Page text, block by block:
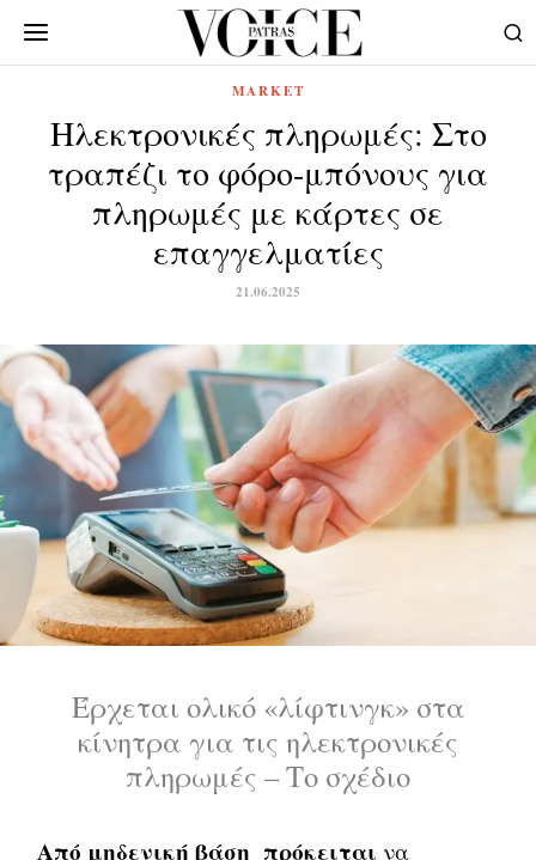
MARKET
Ηλεκτρονικές πληρωμές: Στο
τραπέζι το φόρο-μπόνους για
πληρωμές με κάρτες σε
επαγγελματίες
21.06.2025
Έρχεται ολικό «λίφτινγκ» στα
κίνητρα για τις ηλεκτρονικές
πληρωμές – Το σχέδιο
Από μηδενική βάση πρόκειται να